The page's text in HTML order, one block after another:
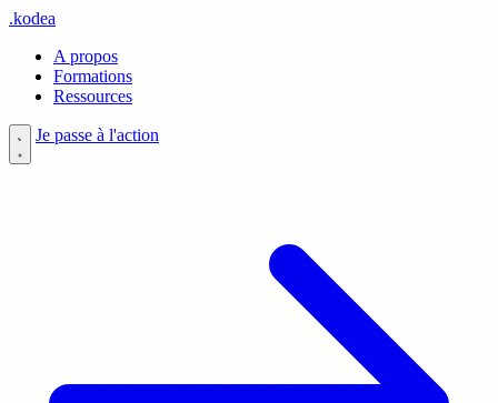
.kodea
A propos
Formations
Ressources
Je passe à l'action